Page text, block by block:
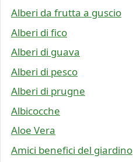
Alberi da frutta a guscio
Alberi di fico
Alberi di guava
Alberi di pesco
Alberi di prugne
Albicocche
Aloe Vera
Amici benefici del giardino